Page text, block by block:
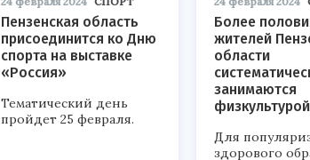
Пензенская область
присоединится ко Дню
спорта на выставке
«Россия»
Тематический день
пройдет 25 февраля.
Более
жителей
области
занимаются
физкультурой
Для
здорового